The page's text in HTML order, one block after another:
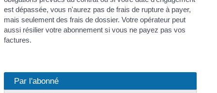
est dépassée, vous n'aurez pas de frais de rupture à payer,
mais seulement des frais de dossier. Votre opérateur peut
aussi résilier votre abonnement si vous ne payez pas vos
factures.
Par l'abonné